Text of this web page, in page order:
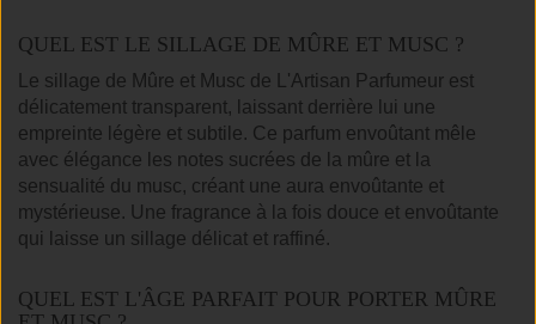
QUEL EST LE SILLAGE DE MÛRE ET MUSC ?
Le sillage de Mûre et Musc de L'Artisan Parfumeur est
délicatement transparent, laissant derrière lui une
empreinte légère et subtile. Ce parfum envoûtant mêle
avec élégance les notes sucrées de la mûre et la
sensualité du musc, créant une aura envoûtante et
mystérieuse. Une fragrance à la fois douce et envoûtante
qui laisse un sillage délicat et raffiné.
QUEL EST L'ÂGE PARFAIT POUR PORTER MÛRE